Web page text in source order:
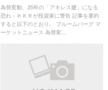
家に警告
為替変動、25年の「アキレス腱」になる
恐れ－ＫＫＲが投資家に警告 記事を要約
すると以下のとおり。 ブルームバーグ マ
ーケットニュース 為替変...